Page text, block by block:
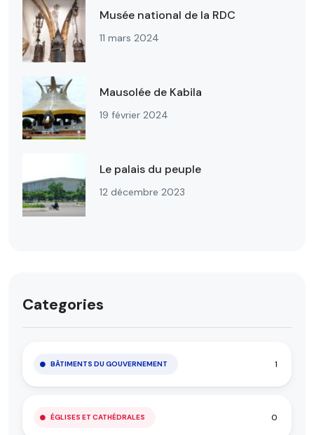
Musée national de la RDC
11 mars 2024
Mausolée de Kabila
19 février 2024
Le palais du peuple
12 décembre 2023
Categories
BÂTIMENTS DU GOUVERNEMENT 1
ÉGLISES ET CATHÉDRALES 0